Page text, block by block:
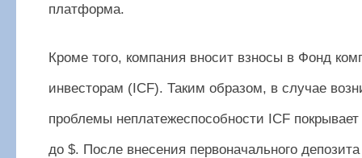
платформа.
Кроме того, компания вносит взносы в Фонд
инвесторам (ICF). Таким образом, в случае
проблемы неплатежеспособности ICF
до $. После внесения первоначального